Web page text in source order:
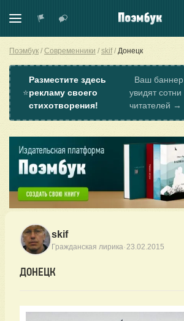
Поэмбук Современники skif Донецк
⭐
Разместите здесь
рекламу своего
стихотворения!
Ваш баннер
увидят сотни
читателей →
skif
Гражданская лирика·23.02.2015
ДОНЕЦК